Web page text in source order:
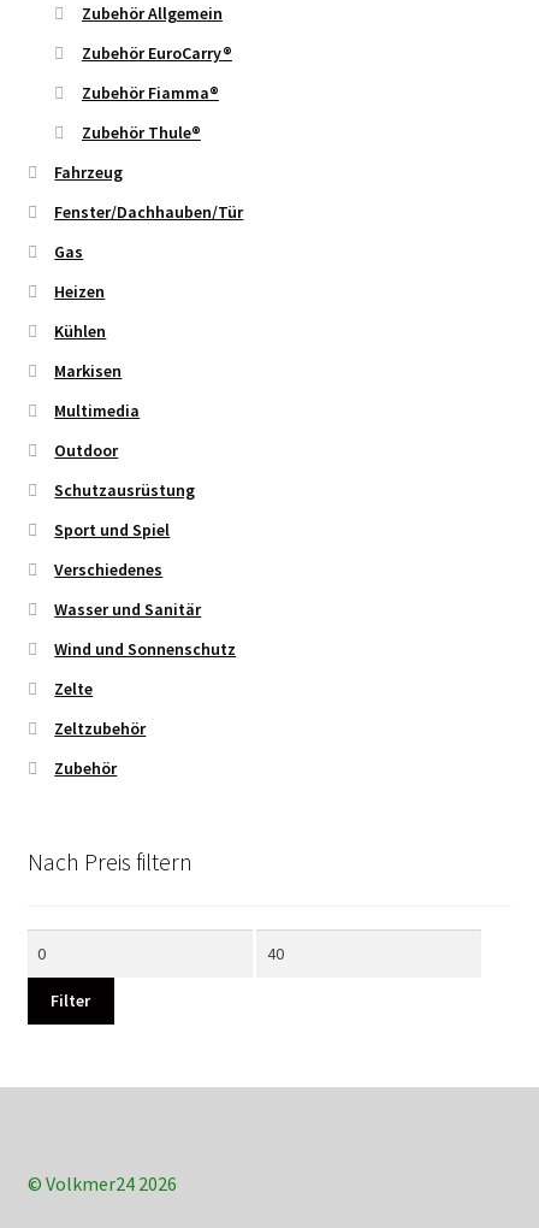
Zubehör Allgemein
Zubehör EuroCarry®
Zubehör Fiamma®
Zubehör Thule®
Fahrzeug
Fenster/Dachhauben/Tür
Gas
Heizen
Kühlen
Markisen
Multimedia
Outdoor
Schutzausrüstung
Sport und Spiel
Verschiedenes
Wasser und Sanitär
Wind und Sonnenschutz
Zelte
Zeltzubehör
Zubehör
Nach Preis filtern
Filter
© Volkmer24 2026